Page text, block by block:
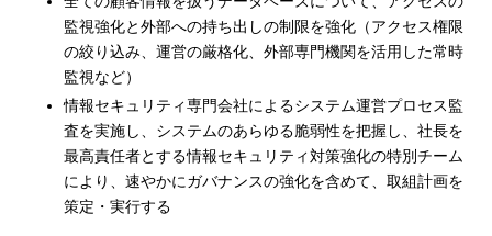
監視強化と外部への持ち出しの制限を強化（アクセス権限
の絞り込み、運営の厳格化、外部専門機関を活用した常時
監視など）
情報セキュリティ専門会社によるシステム運営プロセス監
査を実施し、システムのあらゆる脆弱性を把握し、社長を
最高責任者とする情報セキュリティ対策強化の特別チーム
により、速やかにガバナンスの強化を含めて、取組計画を
策定・実行する